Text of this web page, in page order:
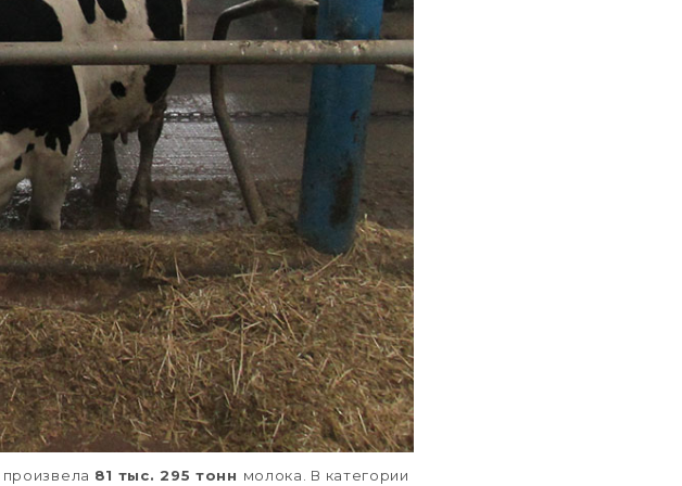
81 тыс. 295 тонн молока. В категории